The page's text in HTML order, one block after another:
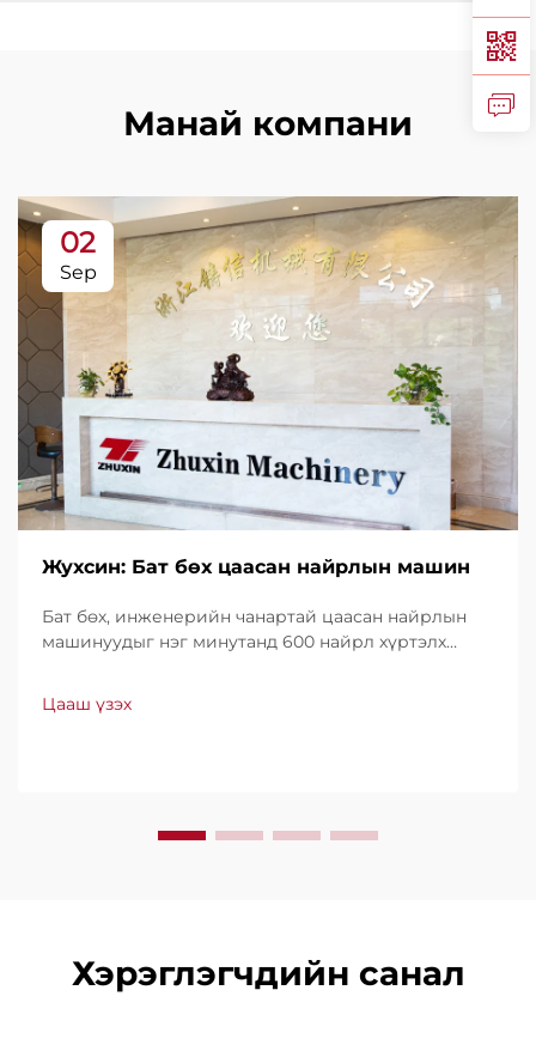
Манай компани
02
Sep
Жухсин: Бат бөх цаасан найрлын машин
Бат бөх, инженерийн чанартай цаасан найрлын
машинуудыг нэг минутанд 600 найрл хүртэлх
дэлхийн хэмжээнд итгэл үнэнчээр ашиглагддаг.
Цааш үзэх
Хэрэглэгчдийн санал